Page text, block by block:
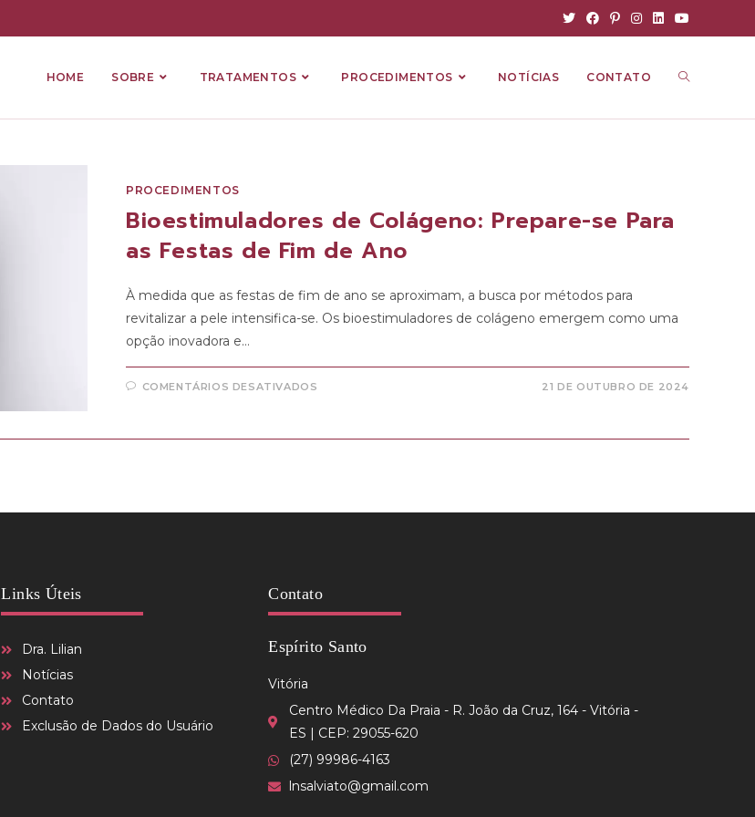
HOME SOBRE TRATAMENTOS PROCEDIMENTOS NOTÍCIAS CONTATO
PROCEDIMENTOS
Bioestimuladores de Colágeno: Prepare-se Para
as Festas de Fim de Ano
À medida que as festas de fim de ano se aproximam, a busca por métodos para
revitalizar a pele intensifica-se. Os bioestimuladores de colágeno emergem como uma
opção inovadora e…
COMENTÁRIOS DESATIVADOS 21 DE OUTUBRO DE 2024
Links Úteis
Dra. Lilian
Notícias
Contato
Exclusão de Dados do Usuário
Contato
Espírito Santo
Vitória
Centro Médico Da Praia - R. João da Cruz, 164 - Vitória -
ES | CEP: 29055-620
(27) 99986-4163
lnsalviato@gmail.com